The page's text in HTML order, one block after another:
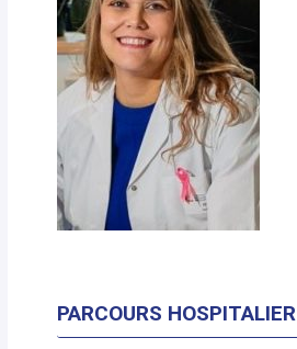
PARCOURS HOSPITALIER